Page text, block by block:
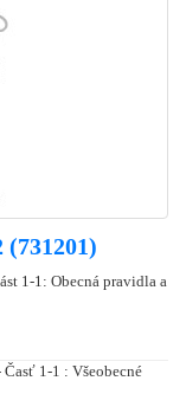
(731201)
1-1: Obecná pravidla a
1-1 : Všeobecné